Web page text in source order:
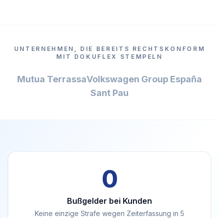
UNTERNEHMEN, DIE BEREITS RECHTSKONFORM
MIT DOKUFLEX STEMPELN
Mutua TerrassaVolkswagen Group España
Sant Pau
0
Bußgelder bei Kunden
Keine einzige Strafe wegen Zeiterfassung in 5